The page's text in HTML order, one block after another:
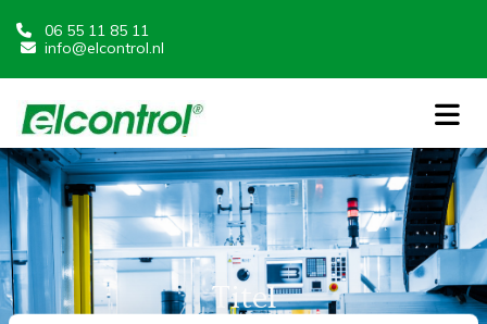
 06 55 11 85 11
 info@elcontrol.nl
Titel